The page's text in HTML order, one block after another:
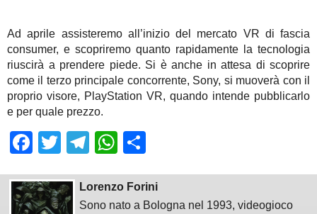
Ad aprile assisteremo all’inizio del mercato VR di fascia
consumer, e scopriremo quanto rapidamente la tecnologia
riuscirà a prendere piede. Si è anche in attesa di scoprire
come il terzo principale concorrente, Sony, si muoverà con il
proprio visore, PlayStation VR, quando intende pubblicarlo
e per quale prezzo.
Facebook
TwitterTelegram
WhatsApp
Lorenzo Forini
Sono nato a Bologna nel 1993, videogioco